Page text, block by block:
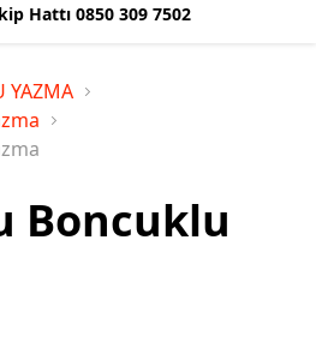
Hattı 0850 309 7502
YAZMA
Boncuklu